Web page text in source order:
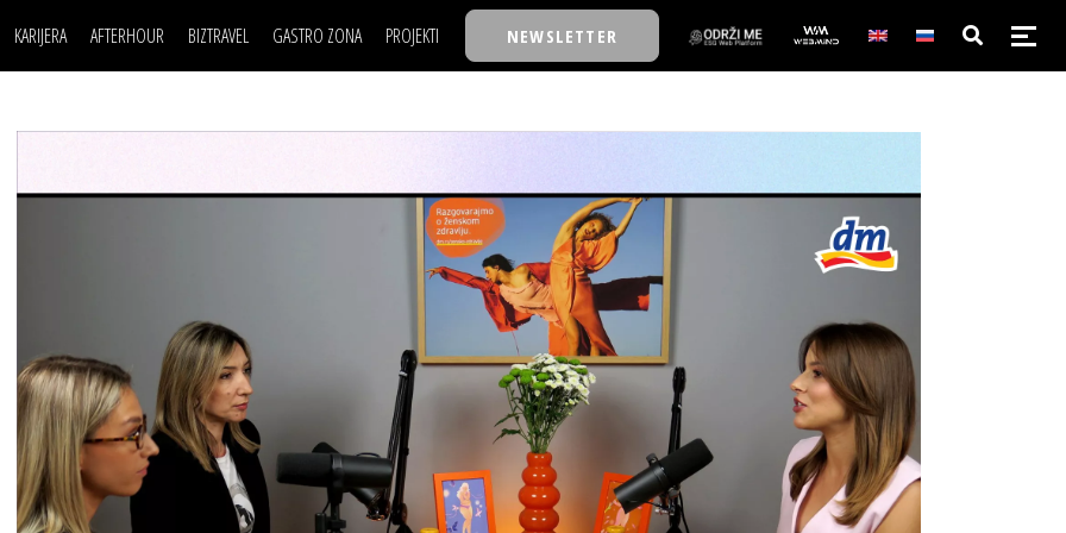
KARIJERA
MOJ UGAO
AFTERHOUR
AUTO SVET
BIZTRAVEL GASTRO ZONA PROJEKTI
30 ISPOD 30
BACK TO OFFICE/SCHOOL
BIZBENDOVI
BIZKOLEGIJUM
BMW BIZNIS LIGA
BIZLIFE WEEK
IZJAVA GODINE
NEWSLETTER
POSAO
MOJ UGAO
FILM I SCENA
AUTO SVET
NAJKOLEGA
30 ISPOD 30
BIZBENDOVI
BIZKOLEGIJUM
BMW BIZNIS LIGA
BIZLIFE WEEK
IZJAVA GODINE